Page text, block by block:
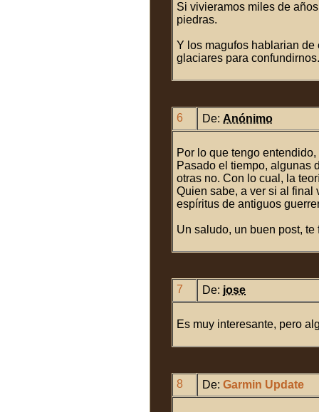
Si vivieramos miles de
piedras.
Y los magufos hablarian
glaciares para
6 De: Anónimo
Por lo que tengo
Pasado el tiempo, algunas
otras no. Con lo cual, la
Quien sabe, a ver si al final
espíritus de antiguos
Un saludo, un buen post, te
7 De: jose
Es muy interesante, pero
8 De: Garmin Update